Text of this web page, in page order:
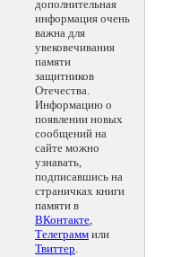
дополнительная
информация очень
важна для
увековечивания
памяти
защитников
Отечества.
Информацию о
появлении новых
сообщений на
сайте можно
узнавать,
подписавшись на
страничках книги
памяти в
ВКонтакте,
Телеграмм или
Твиттер.